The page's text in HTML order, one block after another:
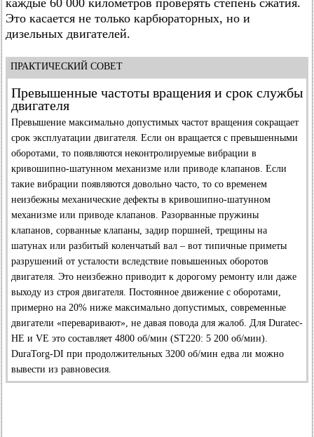
каждые 60 000 километров проверять степень сжатия.
Это касается не только карбюраторных, но и
дизельных двигателей.
ПРАКТИЧЕСКИЙ СОВЕТ
Превышенные частоты вращения и срок службы
двигателя
Превышение максимально допустимых частот вращения сокращает
срок эксплуатации двигателя. Если он вращается с превышенными
оборотами, то появляются неконтролируемые вибрации в
кривошипно-шатунном механизме или приводе клапанов. Если
такие вибрации появляются довольно часто, то со временем
неизбежны механические дефекты в кривошипно-шатунном
механизме или приводе клапанов. Разорванные пружины
клапанов, сорванные клапаны, задир поршней, трещины на
шатунах или разбитый коленчатый вал – вот типичные приметы
разрушений от усталости вследствие повышенных оборотов
двигателя. Это неизбежно приводит к дорогому ремонту или даже
выходу из строя двигателя. Постоянное движение с оборотами,
примерно на 20% ниже максимально допустимых, современные
двигатели «переваривают», не давая повода для жалоб. Для Duratec-
НЕ и VE это составляет 4800 об/мин (ST220: 5 200 об/мин).
DuraTorg-DI при продолжительных 3200 об/мин едва ли можно
вывести из равновесия.